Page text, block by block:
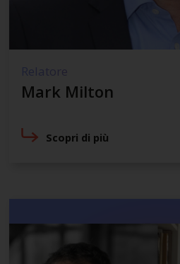
Relatore
Mark Milton
Scopri di più